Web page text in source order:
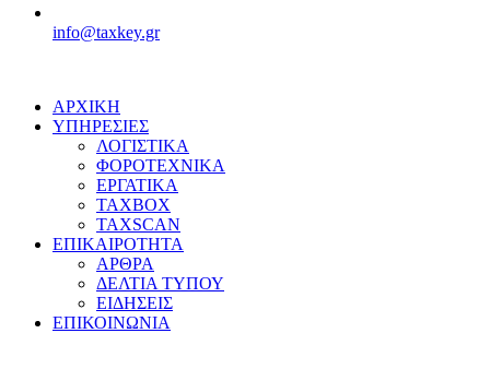
info@taxkey.gr
ΑΡΧΙΚΗ
ΥΠΗΡΕΣΙΕΣ
ΛΟΓΙΣΤΙΚΑ
ΦΟΡΟΤΕΧΝΙΚΑ
ΕΡΓΑΤΙΚΑ
TAXBOX
TAXSCAN
ΕΠΙΚΑΙΡΟΤΗΤΑ
ΑΡΘΡΑ
ΔΕΛΤΙΑ ΤΥΠΟΥ
ΕΙΔΗΣΕΙΣ
ΕΠΙΚΟΙΝΩΝΙΑ